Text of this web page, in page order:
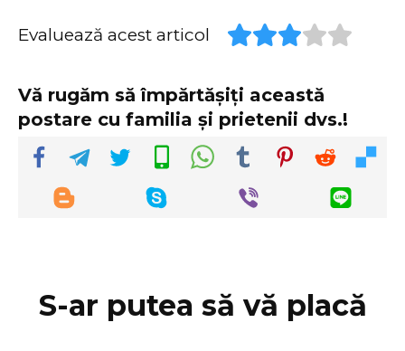
Evaluează acest articol
Vă rugăm să împărtășiți această
postare cu familia și prietenii dvs.!
S-ar putea să vă placă